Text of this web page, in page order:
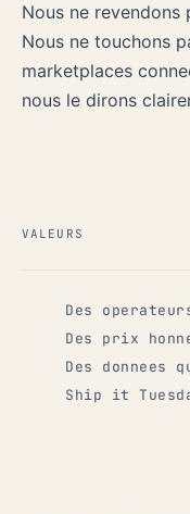
Nous ne revendons
Nous ne touchons
marketplaces
nous le dirons
VALEURS
Des
Des prix
Des donnees
Ship it